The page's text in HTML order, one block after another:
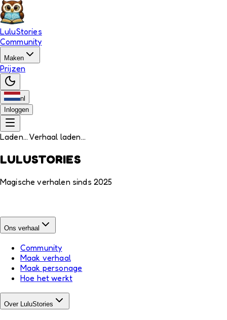
LuluStories
Community
Maken
Prijzen
nl
Inloggen
Laden... Verhaal laden...
LULUSTORIES
Magische verhalen sinds 2025
Ons verhaal
Community
Maak verhaal
Maak personage
Hoe het werkt
Over LuluStories